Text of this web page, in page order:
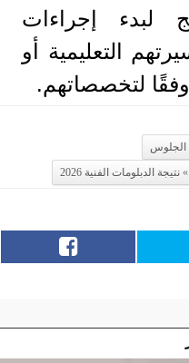
لبدء إجراءات
التعليمية أو
لتخصصاتهم.
نتيجة الدبلومات الفنية 2026